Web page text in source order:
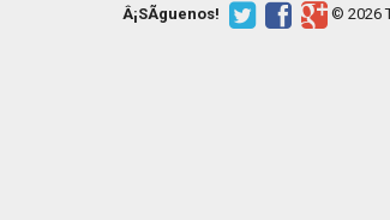
Â¡SÃ­guenos! © 2026